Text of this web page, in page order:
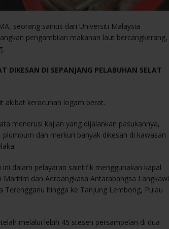
seorang saintis dari Universiti Malaysia
pengambilan makanan laut bercangkerang,
DIKESAN DI SEPANJANG PELABUHAN SELAT
akibat keracunan logam berat.
menerusi kajian yang dijalankan pasukannya,
dan merkuri banyak dikesan di kawasan
dalam pelayaran saintifik menggunakan kapal
dan Aeroangkasa Antarabangsa Langkawi
Terengganu hingga ke Tanjung Lembong, Pulau
melalui lebih 45 stesen persampelan di dua